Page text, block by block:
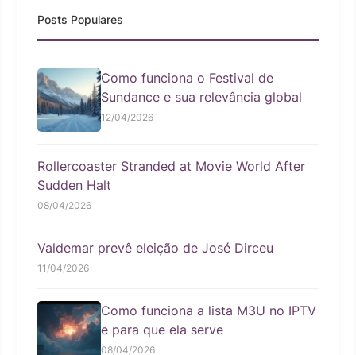
Posts Populares
Como funciona o Festival de
Sundance e sua relevância global
12/04/2026
Rollercoaster Stranded at Movie World After
Sudden Halt
08/04/2026
Valdemar prevê eleição de José Dirceu
11/04/2026
Como funciona a lista M3U no IPTV
e para que ela serve
08/04/2026